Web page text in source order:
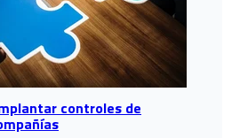
controles de